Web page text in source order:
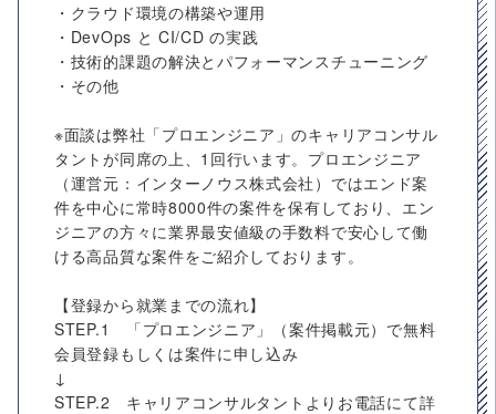
・クラウド環境の構築や運用
・DevOps と CI/CD の実践
・技術的課題の解決とパフォーマンスチューニング
・その他
※面談は弊社「プロエンジニア」のキャリアコンサル
タントが同席の上、1回行います。プロエンジニア
（運営元：インターノウス株式会社）ではエンド案
件を中心に常時8000件の案件を保有しており、エン
ジニアの方々に業界最安値級の手数料で安心して働
ける高品質な案件をご紹介しております。
【登録から就業までの流れ】
STEP.1 「プロエンジニア」（案件掲載元）で無料
会員登録もしくは案件に申し込み
↓
STEP.2 キャリアコンサルタントよりお電話にて詳